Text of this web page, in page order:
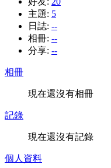
主題: 5
日誌: --
相冊: --
分享: --
相冊
現在還沒有相冊
記錄
現在還沒有記錄
個人資料